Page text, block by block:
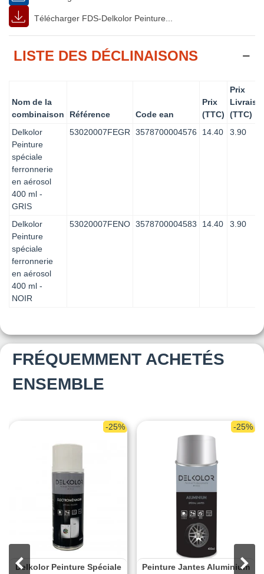
Télécharger FDS-Delkolor Peinture...
LISTE DES DÉCLINAISONS
Nom de la
combinaison
Référence Code ean
Prix
(TTC)
Prix
(TTC)
Delkolor
Peinture
spéciale
ferronnerie
en aérosol
400 ml -
GRIS
53020007FEGR 3578700004576 14.40 3.90
Delkolor
Peinture
spéciale
ferronnerie
en aérosol
400 ml -
NOIR
53020007FENO 3578700004583 14.40 3.90
FRÉQUEMMENT ACHETÉS
ENSEMBLE
-25%
Delkolor Peinture Spéciale
-25%
Peinture Jantes Aluminium